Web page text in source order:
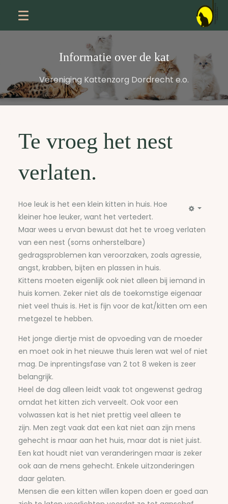
Informatie over de kat
Vereniging Kattenzorg Dordrecht e.o.
Te vroeg het nest
verlaten.
Hoe leuk is het een klein kitten in huis. Hoe
kleiner hoe leuker, want het vertedert.
Maar wees u ervan bewust dat het te vroeg verlaten
van een nest (soms onherstelbare)
gedragsproblemen kan veroorzaken, zoals agressie,
angst, krabben, bijten en plassen in huis.
Kittens moeten eigenlijk ook niet alleen bij iemand in
huis komen. Zeker niet als de toekomstige eigenaar
niet veel thuis is. Het is fijn voor de kat/kitten om een
metgezel te hebben.
Het jonge diertje mist de opvoeding van de moeder
en moet ook in het nieuwe thuis leren wat wel of niet
mag. De inprentingsfase van 2 tot 8 weken is zeer
belangrijk.
Heel de dag alleen leidt vaak tot ongewenst gedrag
omdat het kitten zich verveelt. Ook voor een
volwassen kat is het niet prettig veel alleen te
zijn. Men zegt vaak dat een kat niet aan zijn mens
gehecht is maar aan het huis, maar dat is niet juist.
Een kat houdt niet van veranderingen maar is zeker
ook aan de mens gehecht. Enkele uitzonderingen
daar gelaten.
Mensen die een kitten willen kopen doen er goed aan